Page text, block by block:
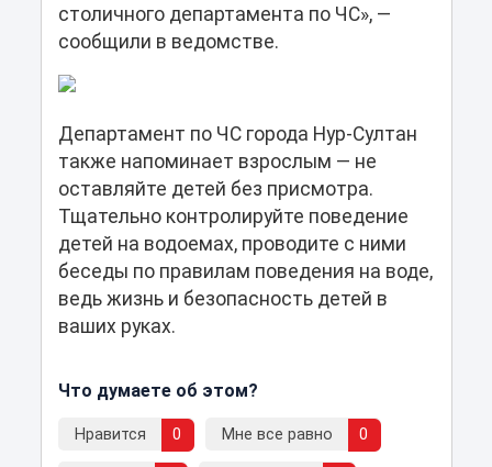
столичного департамента по ЧС», —
сообщили в ведомстве.
Департамент по ЧС города Нур-Султан
также напоминает взрослым — не
оставляйте детей без присмотра.
Тщательно контролируйте поведение
детей на водоемах, проводите с ними
беседы по правилам поведения на воде,
ведь жизнь и безопасность детей в
ваших руках.
Что думаете об этом?
Нравится 0 Мне все равно 0